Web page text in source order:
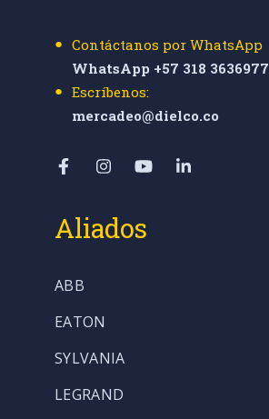
Contáctanos por WhatsApp
WhatsApp +57 318 3636977
Escríbenos:
mercadeo@dielco.co
Aliados
ABB
EATON
SYLVANIA
LEGRAND